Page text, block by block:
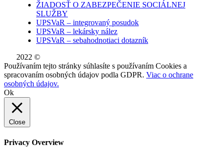
ŽIADOSŤ O ZABEZPEČENIE SOCIÁLNEJ
SLUŽBY
UPSVaR – integrovaný posudok
UPSVaR – lekársky nález
UPSVaR – sebahodnotiaci dotazník
2022 ©
Používaním tejto stránky súhlasíte s používaním Cookies a
spracovaním osobných údajov podla GDPR. Viac o ochrane
osobných údajov.
Ok
Close
Privacy Overview